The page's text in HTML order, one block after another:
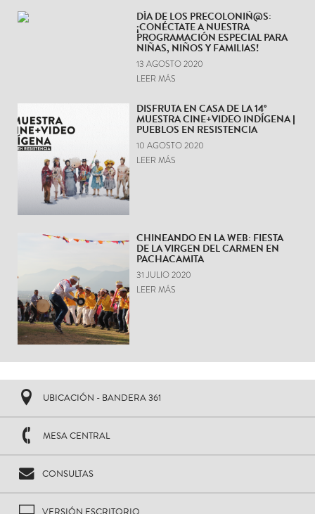
DÍA DE LOS PRECOLONIÑ@S:
¡CONÉCTATE A NUESTRA
PROGRAMACIÓN ESPECIAL PARA
NIÑAS, NIÑOS Y FAMILIAS!
13 AGOSTO 2020
LEER MÁS
DISFRUTA EN CASA DE LA 14°
MUESTRA CINE+VIDEO INDÍGENA |
PUEBLOS EN RESISTENCIA
10 AGOSTO 2020
LEER MÁS
CHINEANDO EN LA WEB: FIESTA
DE LA VIRGEN DEL CARMEN EN
PACHACAMITA
31 JULIO 2020
LEER MÁS
UBICACIÓN - BANDERA 361
MESA CENTRAL
CONSULTAS